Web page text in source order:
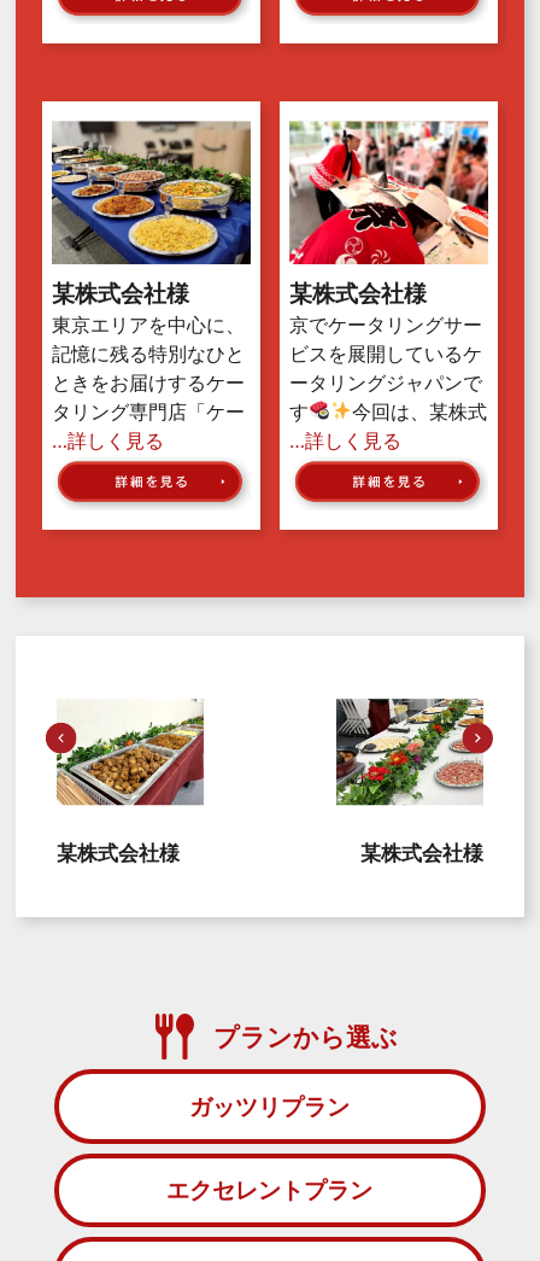
某株式会社様
東京エリアを中心に、
記憶に残る特別なひと
ときをお届けするケー
タリング専門店「ケー
…詳しく見る
某株式会社様
京でケータリングサー
ビスを展開しているケ
ータリングジャパンで
す
今回は、某株式
…詳しく見る
某株式会社様 某株式会社様
プランから選ぶ
ガッツリプラン
エクセレントプラン